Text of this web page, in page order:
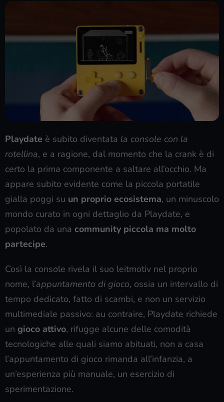
Playdate è subito diventata la console con la
rotellina, e a ragione, dal momento che la crank è di
certo la prima componente a saltare all’occhio. Ma
appare subito evidente come la piccola portatile
gialla poggi su un proprio ecosistema, un minuscolo
mondo curato in ogni dettaglio da Playdate, e
popolato da una community piccola ma molto
partecipe.
Così la console rivela il suo leitmotiv nel proprio
nome, l’appuntamento di gioco, ossia un intervallo di
tempo dedicato, fatto di scambi, e non un servizio
multimediale passivo: au contraire, Playdate richiede
un gioco attivo, rifugge alcune delle comodità
tecnologiche alle quali siamo abituati, non a casa
l’appuntamento di gioco rimanda all’infanzia, a
un’esperienza più manuale, un esercizio di
sperimentazione.